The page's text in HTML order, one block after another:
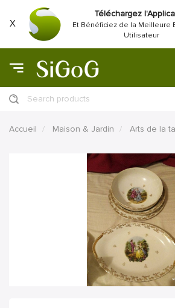
X
Téléchargez
Et Bénéficiez de la Meilleure
Utilisateur
Search products
Accueil Maison & Jardin Arts de la